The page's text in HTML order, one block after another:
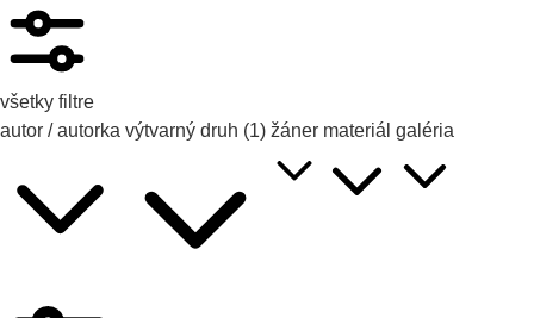
všetky filtre
autor / autorka výtvarný druh (1) žáner materiál galéria